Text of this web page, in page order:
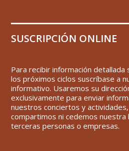
SUSCRIPCIÓN ONLINE
Para recibir información
los próximos ciclos suscríbase a
informativo. Usaremos su
exclusivamente para enviar
nuestros conciertos y
compartimos ni cedemos nuestra
terceras personas o empresas.